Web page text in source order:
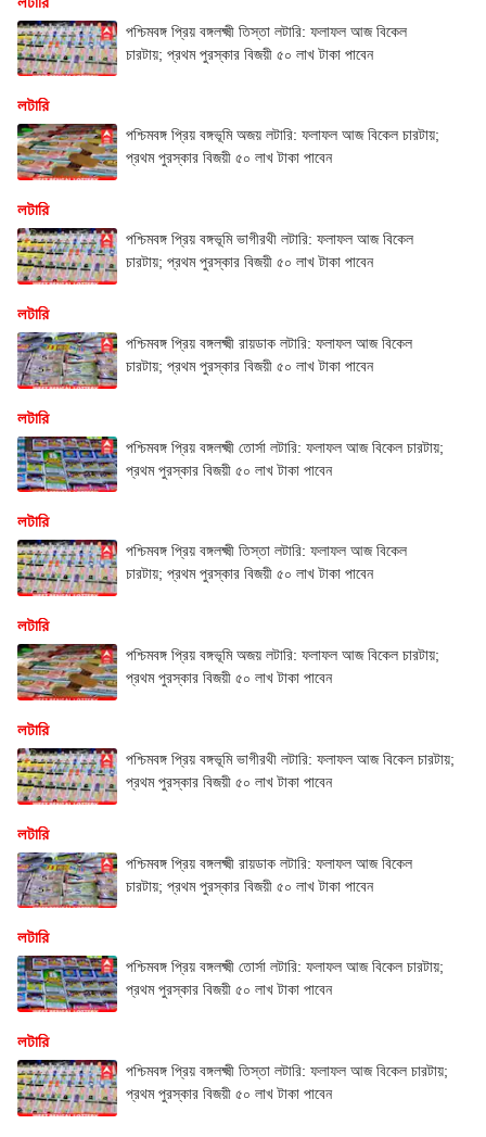
পশ্চিমবঙ্গ প্রিয় বঙ্গলক্ষ্মী তিস্তা লটারি: ফলাফল আজ বিকেল
চারটায়; প্রথম পুরস্কার বিজয়ী ৫০ লাখ টাকা পাবেন
লটারি
পশ্চিমবঙ্গ প্রিয় বঙ্গভূমি অজয় লটারি: ফলাফল আজ বিকেল চারটায়;
প্রথম পুরস্কার বিজয়ী ৫০ লাখ টাকা পাবেন
লটারি
পশ্চিমবঙ্গ প্রিয় বঙ্গভূমি ভাগীরথী লটারি: ফলাফল আজ বিকেল
চারটায়; প্রথম পুরস্কার বিজয়ী ৫০ লাখ টাকা পাবেন
লটারি
পশ্চিমবঙ্গ প্রিয় বঙ্গলক্ষ্মী রায়ডাক লটারি: ফলাফল আজ বিকেল
চারটায়; প্রথম পুরস্কার বিজয়ী ৫০ লাখ টাকা পাবেন
লটারি
পশ্চিমবঙ্গ প্রিয় বঙ্গলক্ষ্মী তোর্সা লটারি: ফলাফল আজ বিকেল চারটায়;
প্রথম পুরস্কার বিজয়ী ৫০ লাখ টাকা পাবেন
লটারি
পশ্চিমবঙ্গ প্রিয় বঙ্গলক্ষ্মী তিস্তা লটারি: ফলাফল আজ বিকেল
চারটায়; প্রথম পুরস্কার বিজয়ী ৫০ লাখ টাকা পাবেন
লটারি
পশ্চিমবঙ্গ প্রিয় বঙ্গভূমি অজয় লটারি: ফলাফল আজ বিকেল চারটায়;
প্রথম পুরস্কার বিজয়ী ৫০ লাখ টাকা পাবেন
লটারি
পশ্চিমবঙ্গ প্রিয় বঙ্গভূমি ভাগীরথী লটারি: ফলাফল আজ বিকেল চারটায়;
প্রথম পুরস্কার বিজয়ী ৫০ লাখ টাকা পাবেন
লটারি
পশ্চিমবঙ্গ প্রিয় বঙ্গলক্ষ্মী রায়ডাক লটারি: ফলাফল আজ বিকেল
চারটায়; প্রথম পুরস্কার বিজয়ী ৫০ লাখ টাকা পাবেন
লটারি
পশ্চিমবঙ্গ প্রিয় বঙ্গলক্ষ্মী তোর্সা লটারি: ফলাফল আজ বিকেল চারটায়;
প্রথম পুরস্কার বিজয়ী ৫০ লাখ টাকা পাবেন
লটারি
পশ্চিমবঙ্গ প্রিয় বঙ্গলক্ষ্মী তিস্তা লটারি: ফলাফল আজ বিকেল চারটায়;
প্রথম পুরস্কার বিজয়ী ৫০ লাখ টাকা পাবেন